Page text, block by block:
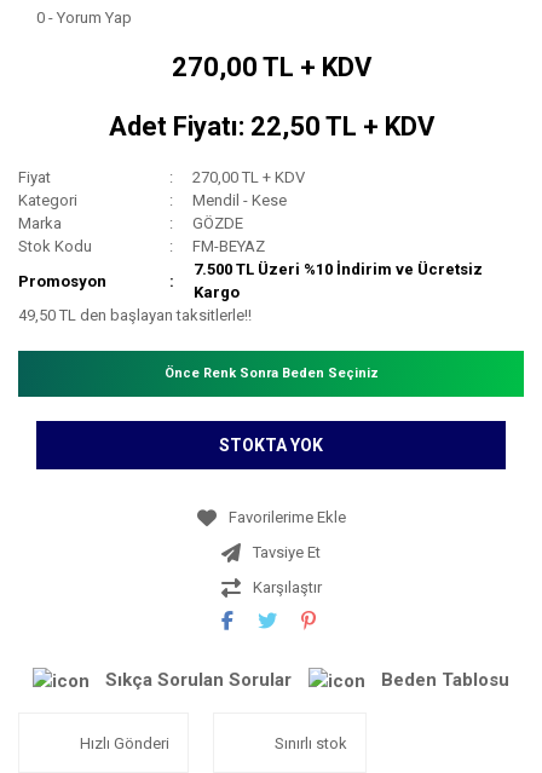
0 - Yorum Yap
270,00 TL + KDV
Adet Fiyatı: 22,50 TL + KDV
Fiyat
270,00 TL + KDV
Kategori
Mendil - Kese
Marka
GÖZDE
Stok Kodu
FM-BEYAZ
Promosyon
7.500 TL Üzeri %10 İndirim ve Ücretsiz
Kargo
49,50 TL den başlayan taksitlerle!!
Önce Renk Sonra Beden Seçiniz
STOKTA YOK
Tavsiye Et
Karşılaştır
Sıkça Sorulan Sorular Beden Tablosu
Hızlı Gönderi Sınırlı stok